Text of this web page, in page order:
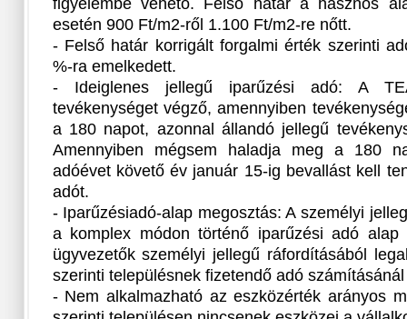
figyelembe vehető. Felső határ a hasznos
esetén 900 Ft/m2-ről 1.100 Ft/m2-re nőtt.
- Felső határ korrigált forgalmi érték szerinti
%-ra emelkedett.
- Ideiglenes jellegű iparűzési adó: A
tevékenységet végző, amennyiben
a 180 napot, azonnal állandó jellegű
Amennyiben mégsem haladja meg a 180
adóévet követő év január 15-ig bevallást kell
adót.
- Iparűzésiadó-alap megosztás: A személyi
a komplex módon történő iparűzési adó alap
ügyvezetők személyi jellegű ráfordításából
szerinti településnek fizetendő adó
- Nem alkalmazható az eszközérték arányos